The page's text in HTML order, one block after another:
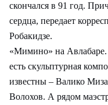
скончался в 91 год.
сердца, передает
Робакидзе.
«Мимино» на Авлабаре.
есть скульптурная
известны – Валико
Волохов. А рядом